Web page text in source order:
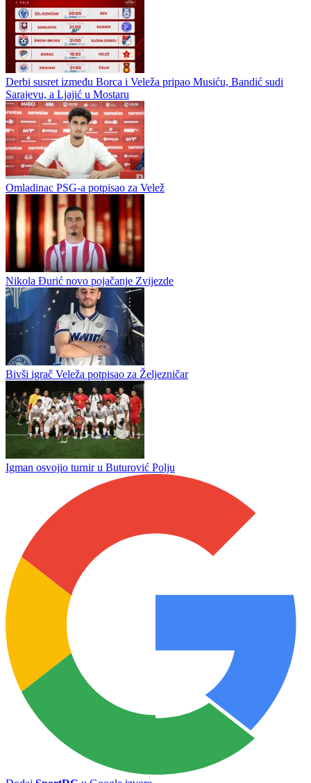
Velež prodao Babića u Portugal
Velež iz Mostara je nakon Tarika Karića prodao još jednog
standardnog prvotimca odličnog veznog igrača Andru Babića u
Academico Viseu. Spominje se cifra u iznosu 250k eura za ovog 21-
godišnjaka....
Derbi susret između Borca i Veleža pripao Musiću, Bandić sudi
Sarajevu, a Ljajić u Mostaru
Omladinac PSG-a potpisao za Velež
Nikola Đurić novo pojačanje Zvijezde
Bivši igrač Veleža potpisao za Željezničar
Igman osvojio turnir u Buturović Polju